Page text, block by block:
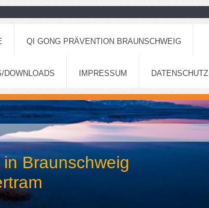
QI GONG PRÄVENTION BRAUNSCHWEIG
DOWNLOADS IMPRESSUM DATENSCHUTZ
Braunschweig